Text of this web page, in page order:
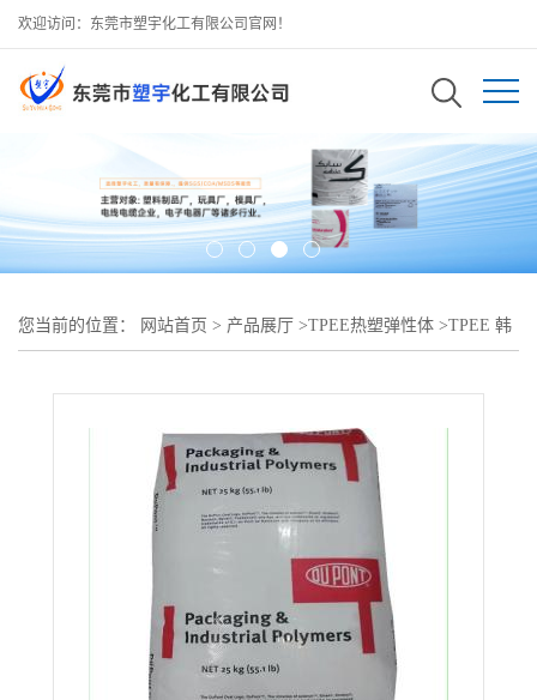
欢迎访问：东莞市塑宇化工有限公司官网！
您当前的位置： 网站首页 > 产品展厅 >TPEE热塑弹性体 >TPEE 韩